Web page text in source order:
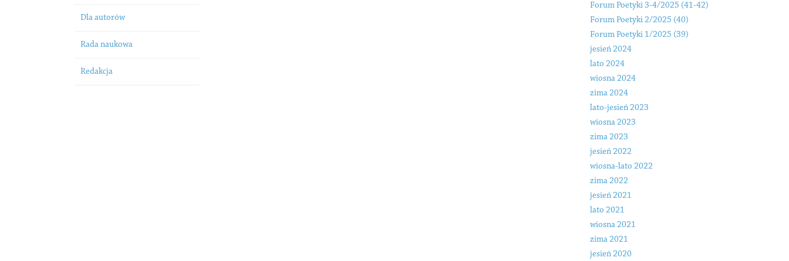
Dla autorów
Rada naukowa
Redakcja
Forum Poetyki 3-4/2025 (41-42)
Forum Poetyki 2/2025 (40)
Forum Poetyki 1/2025 (39)
jesień 2024
lato 2024
wiosna 2024
zima 2024
lato-jesień 2023
wiosna 2023
zima 2023
jesień 2022
wiosna-lato 2022
zima 2022
jesień 2021
lato 2021
wiosna 2021
zima 2021
jesień 2020